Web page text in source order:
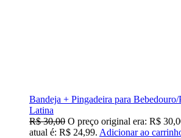
Bandeja + Pingadeira para
Latina
R$30,00 O preço original era: R$
atual é: R$ 24,99. Adicionar ao